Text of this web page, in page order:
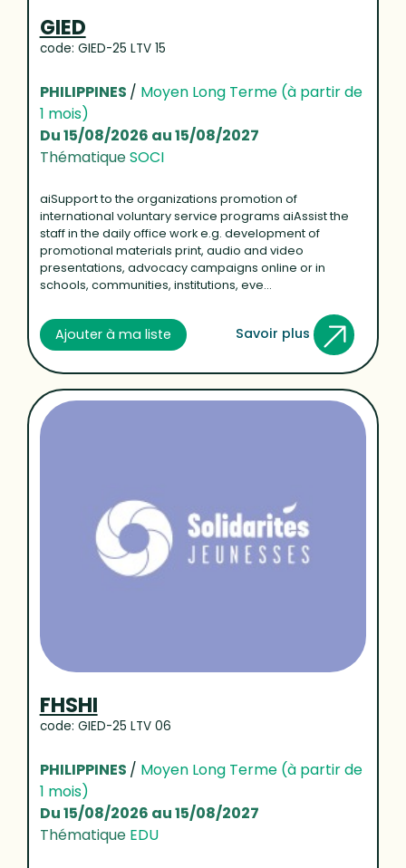
GIED
code: GIED-25 LTV 15
PHILIPPINES / Moyen Long Terme (à partir de
1 mois)
Du 15/08/2026 au 15/08/2027
ThématiqueSOCI
aiSupport to the organizations promotion of
international voluntary service programs aiAssist the
staff in the daily office work e.g. development of
promotional materials print, audio and video
presentations, advocacy campaigns online or in
schools, communities, institutions, eve...
Ajouter à ma liste Savoir plus
FHSHI
code: GIED-25 LTV 06
PHILIPPINES / Moyen Long Terme (à partir de
1 mois)
Du 15/08/2026 au 15/08/2027
Thématique EDU